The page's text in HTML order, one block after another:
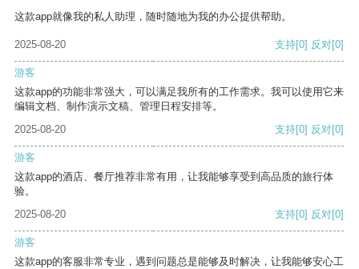
这款app就像我的私人助理，随时随地为我的办公提供帮助。
2025-08-20 支持[0] 反对[0]
游客
这款app的功能非常强大，可以满足我所有的工作需求。我可以使用它来
编辑文档、制作演示文稿、管理日程安排等。
2025-08-20
支持[0] 反对[0]
游客
这款app的酒店、餐厅推荐非常有用，让我能够享受到高品质的旅行体
验。
2025-08-20
支持[0] 反对[0]
游客
这款app的客服非常专业，遇到问题总是能够及时解决，让我能够安心工